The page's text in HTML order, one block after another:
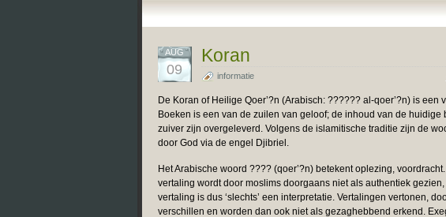
AUG
09
Koran
informatie
De Koran of Heilige Qoer’?n (Arabisch: ?????? al-qoer’?n) is
Boeken is een van de zuilen van geloof; de inhoud van de
zuiver zijn overgeleverd. Volgens de islamitische traditie zijn de
door God via de engel Djibriel.
Het Arabische woord ???? (qoer’?n) betekent oplezing,
vertaling wordt door moslims doorgaans niet als authentiek
vertaling is dus ‘slechts’ een interpretatie. Vertalingen vertonen,
verschillen en worden dan ook niet als gezaghebbend erkend.